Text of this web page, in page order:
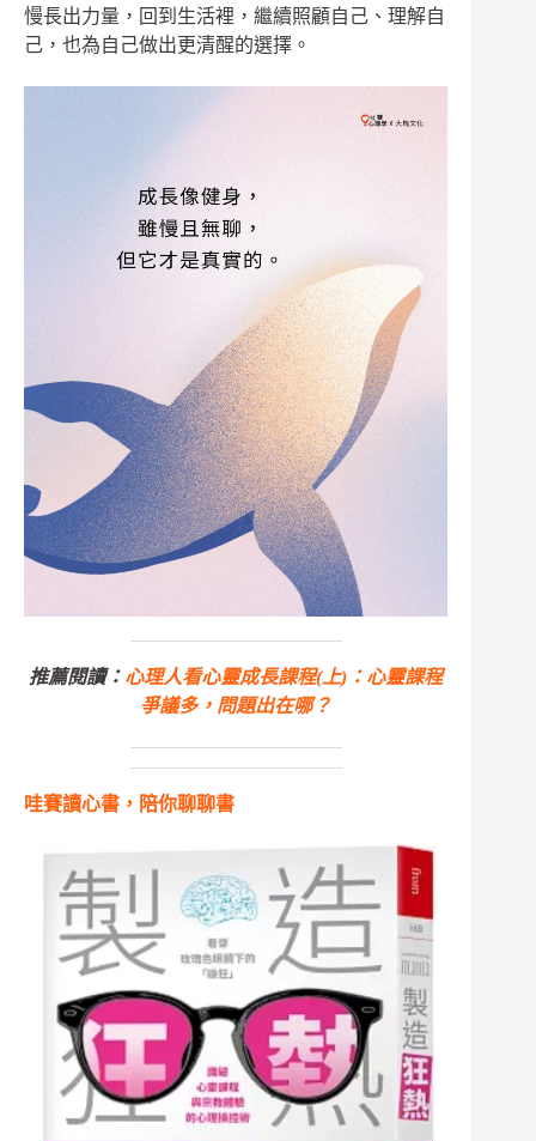
慢長出力量，回到生活裡，繼續照顧自己、理解自
己，也為自己做出更清醒的選擇。
推薦閱讀： 心理人看心靈成長課程(上)：心靈課程
爭議多，問題出在哪？
哇賽讀心書，陪你聊聊書